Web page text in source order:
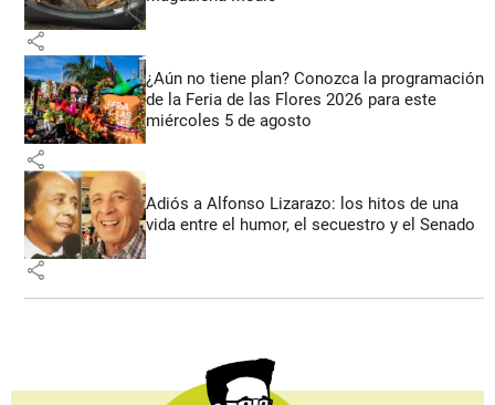
share
¿Aún no tiene plan? Conozca la programación
de la Feria de las Flores 2026 para este
miércoles 5 de agosto
share
Adiós a Alfonso Lizarazo: los hitos de una
vida entre el humor, el secuestro y el Senado
share